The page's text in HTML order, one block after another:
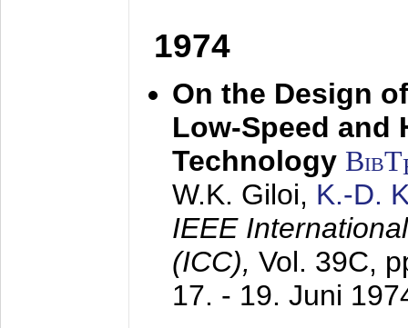
1974
On the Design
Low-Speed and
Technology BibT
W.K. Giloi, K.-D.
IEEE
(ICC), Vol. 39C,
17. - 19. Juni